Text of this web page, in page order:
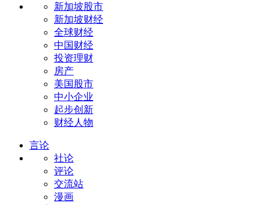
新加坡股市
新加坡财经
全球财经
中国财经
投资理财
房产
美国股市
中小企业
起步创新
财经人物
言论
社论
评论
交流站
漫画